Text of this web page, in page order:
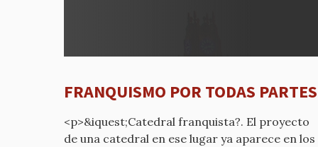
por
old
FRANQUISMO POR TODAS PARTES
<p>&iquest;Catedral franquista?. El proyecto
de una catedral en ese lugar ya aparece en los